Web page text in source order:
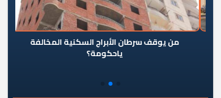
من يوقف سرطان الأبراج السكنية المخالفة
ياحكومة؟